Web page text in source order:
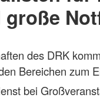
große
des DRK
Bereichen zum
bei